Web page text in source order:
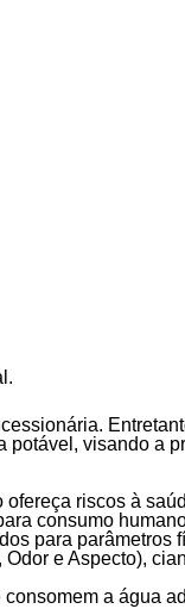
visando a
riscos à
consumo
para
Odor e Aspecto),
a água